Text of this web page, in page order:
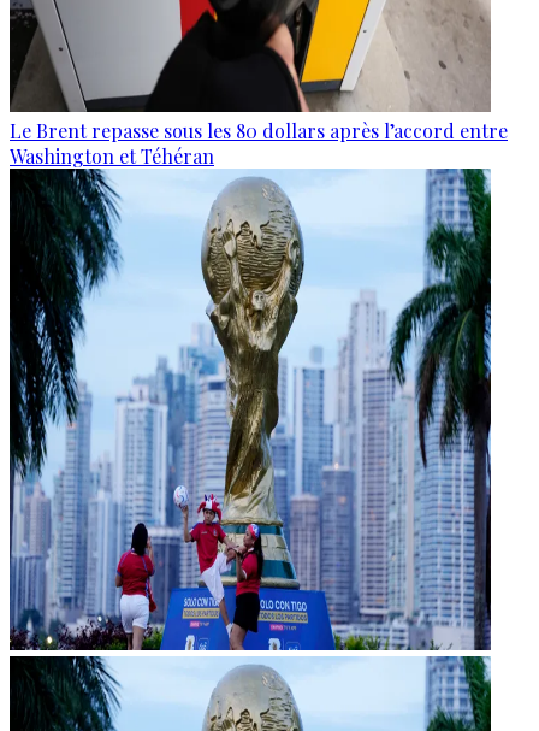
Le Brent repasse sous les 80 dollars après l’accord entre
Washington et Téhéran